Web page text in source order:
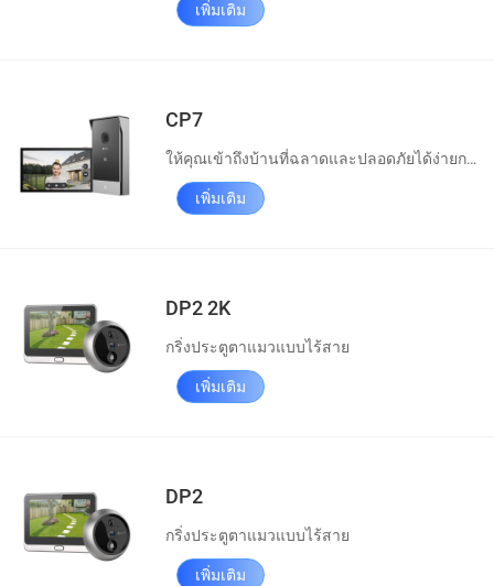
เพิ่มเติม
CP7
ให้คุณเข้าถึงบ้านที่ฉลาดและปลอดภัยได้ง่ายกว่าที่เคย
เพิ่มเติม
DP2 2K
กริ่งประตูตาแมวแบบไร้สาย
เพิ่มเติม
DP2
กริ่งประตูตาแมวแบบไร้สาย
เพิ่มเติม